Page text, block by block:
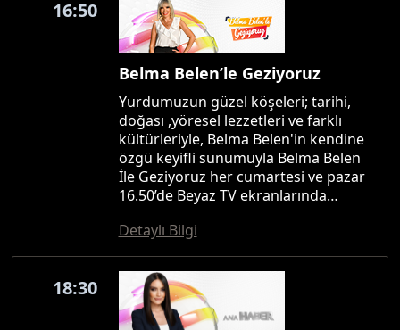
16:50
Belma Belen’le Geziyoruz
Yurdumuzun güzel köşeleri; tarihi,
doğası ,yöresel lezzetleri ve farklı
kültürleriyle, Belma Belen'in kendine
özgü keyifli sunumuyla Belma Belen
İle Geziyoruz her cumartesi ve pazar
16.50’de Beyaz TV ekranlarında…
Detaylı Bilgi
18:30